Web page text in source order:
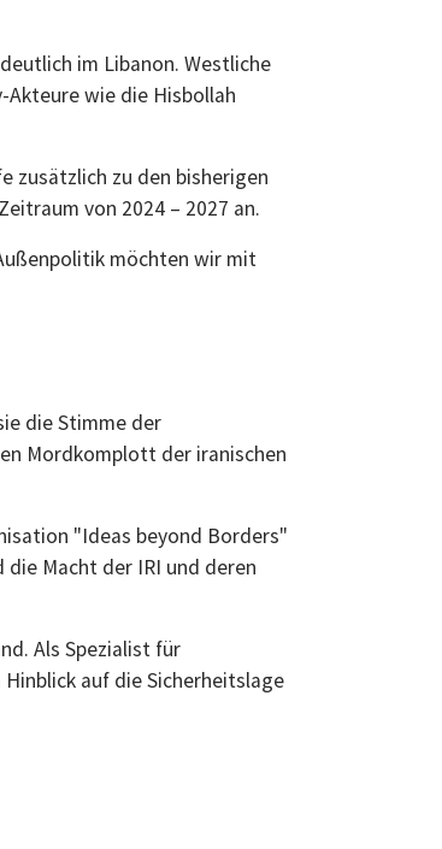
im Libanon. Westliche
Akteure wie die Hisbollah
zusätzlich zu den bisherigen
von 2024 – 2027 an.
möchten wir mit
die Stimme der
Mordkomplott der iranischen
"Ideas beyond Borders"
Macht der IRI und deren
Als Spezialist für
auf die Sicherheitslage